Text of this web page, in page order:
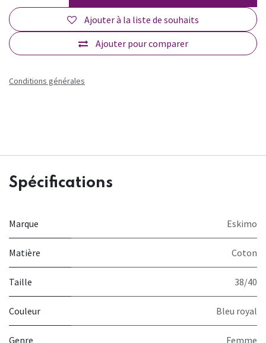
Ajouter pour comparer
Ajouter à la liste de souhaits
Conditions générales
Spécifications
Marque Eskimo
Matière Coton
Taille 38/40
Couleur Bleu royal
Genre Femme